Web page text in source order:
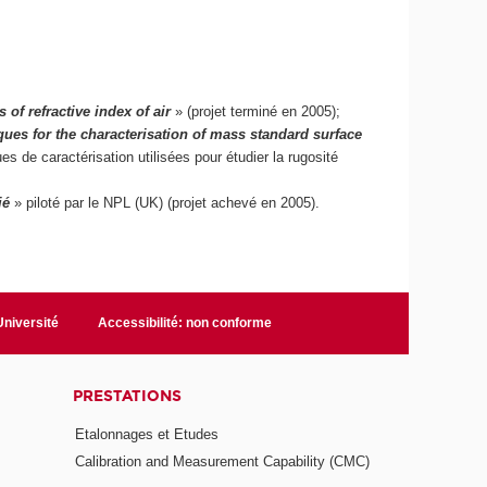
of refractive index of air» (projet terminé en 2005);
for the characterisation of mass standard surface
de caractérisation utilisées pour étudier la rugosité
» piloté par le NPL (UK) (projet achevé en 2005).
Accessibilité: non conforme
PRESTATIONS
Etalonnages et Etudes
Calibration and Measurement Capability (CMC)